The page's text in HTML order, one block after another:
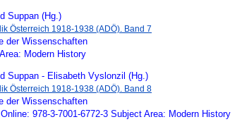
Suppan (Hg.)
Österreich 1918-1938 (ADÖ). Band 7
der Wissenschaften
Modern History
Suppan - Elisabeth Vyslonzil (Hg.)
Österreich 1918-1938 (ADÖ). Band 8
der Wissenschaften
978-3-7001-6772-3 Subject Area: Modern History